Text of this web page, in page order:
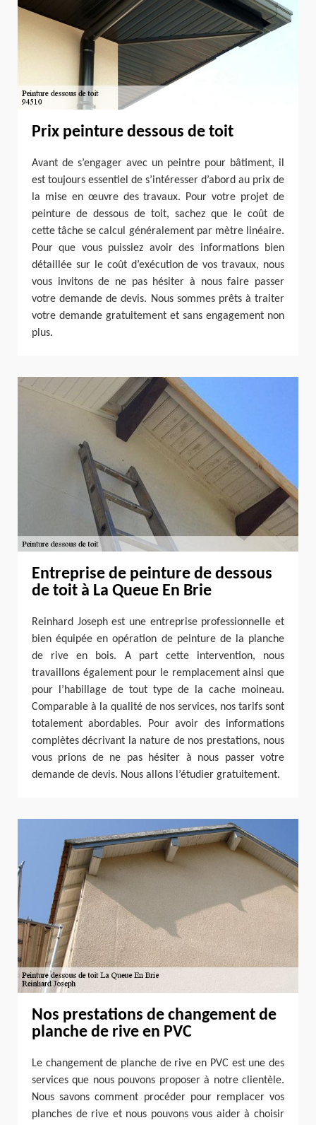
Prix peinture dessous de toit
Avant de s’engager avec un peintre pour bâtiment, il
est toujours essentiel de s’intéresser d’abord au prix de
la mise en œuvre des travaux. Pour votre projet de
peinture de dessous de toit, sachez que le coût de
cette tâche se calcul généralement par mètre linéaire.
Pour que vous puissiez avoir des informations bien
détaillée sur le coût d’exécution de vos travaux, nous
vous invitons de ne pas hésiter à nous faire passer
votre demande de devis. Nous sommes prêts à traiter
votre demande gratuitement et sans engagement non
plus.
Entreprise de peinture de dessous
de toit à La Queue En Brie
Reinhard Joseph est une entreprise professionnelle et
bien équipée en opération de peinture de la planche
de rive en bois. A part cette intervention, nous
travaillons également pour le remplacement ainsi que
pour l’habillage de tout type de la cache moineau.
Comparable à la qualité de nos services, nos tarifs sont
totalement abordables. Pour avoir des informations
complètes décrivant la nature de nos prestations, nous
vous prions de ne pas hésiter à nous passer votre
demande de devis. Nous allons l’étudier gratuitement.
Nos prestations de changement de
planche de rive en PVC
Le changement de planche de rive en PVC est une des
services que nous pouvons proposer à notre clientèle.
Nous savons comment procéder pour remplacer vos
planches de rive et nous pouvons vous aider à choisir